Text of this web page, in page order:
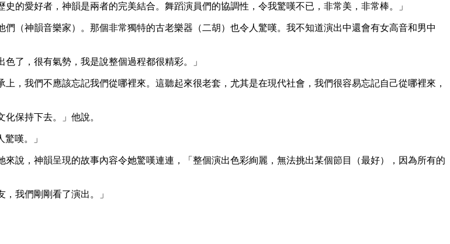
的愛好者，神韻是兩者的完美結合。舞蹈演員們的協調性，令我驚嘆不已，非常美，非常棒。」
（神韻音樂家）。那個非常獨特的古老樂器（二胡）也令人驚嘆。我不知道演出中還會有女高音和男中
了，很有氣勢，我是說整個過程都很精彩。」
，我們不應該忘記我們從哪裡來。這聽起來很老套，尤其是在現代社會，我們很容易忘記自己從哪裡來，
保持下去。」他說。
嘆。」
說，神韻呈現的故事內容令她驚嘆連連，「整個演出色彩絢麗，無法挑出某個節目（最好），因為所有的
我們剛剛看了演出。」